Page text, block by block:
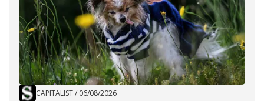
CAPITALIST/ 06/08/2026